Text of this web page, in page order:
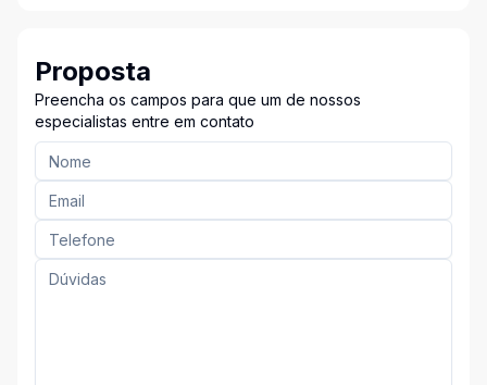
Proposta
Preencha os campos para que um de nossos
especialistas entre em contato